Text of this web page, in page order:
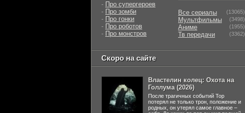
- Про супергероев
- Про зомби
- Про гонки
- Про роботов
- Про монстров
Все сериалы (13065)
Мультфильмы (3498)
Аниме (1955)
Тв передачи (3362)
Скоро на сайте
Властелин колец: Охота на
Голлума (2026)
После трагичных событий Тор
потерял не только трон, положение и
родных, он утерял самое главное –